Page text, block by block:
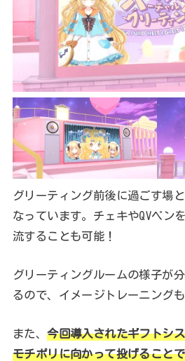
グリーティング前後に過ごす場
なっています。チェキやQVペン
流することも可能！
グリーティングルームの様子が
るので、イメージトレーニング
また、今回導入されたギフトシ
モチポリに向かって投げること